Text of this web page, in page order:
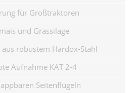
für Großtraktoren
und Grassilage
robustem Hardox-Stahl
Aufnahme KAT 2-4
Seitenflügeln